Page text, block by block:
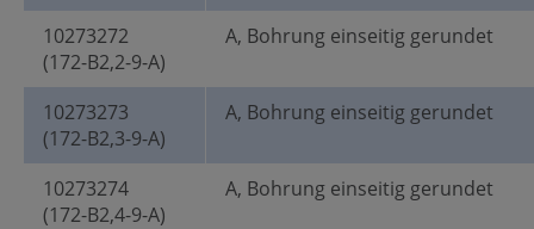
10273272
(172-B2,2-9-A)
A, Bohrung einseitig gerundet
10273273
(172-B2,3-9-A)
A, Bohrung einseitig gerundet
10273274
(172-B2,4-9-A)
A, Bohrung einseitig gerundet